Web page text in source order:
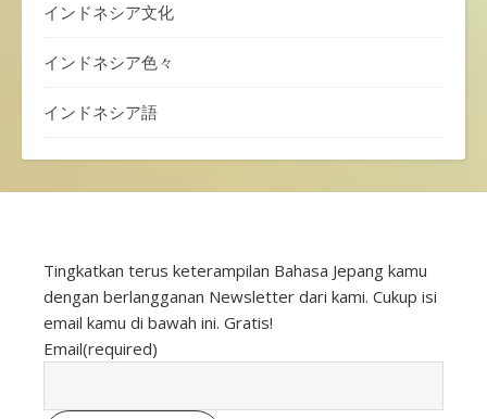
インドネシア文化
インドネシア色々
インドネシア語
Tingkatkan terus keterampilan Bahasa Jepang kamu
dengan berlangganan Newsletter dari kami. Cukup isi
email kamu di bawah ini. Gratis!
Email(required)